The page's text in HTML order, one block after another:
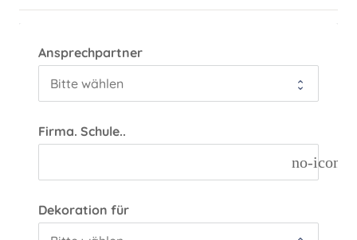
Ansprechpartner
Firma. Schule..
no-icon
Dekoration für